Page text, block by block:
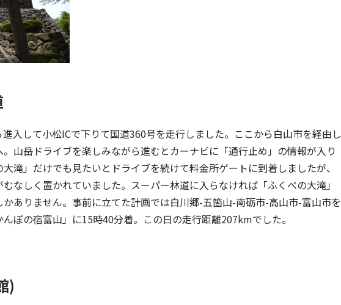
入して小松ICで下りて国道360号を走行しました。ここから白山市を経由し
山岳ドライブを楽しみながら進むとカーナビに「通行止め」の情報が入り
滝」だけでも見たいとドライブを続けて料金所ゲートに到着しましたが、
なしく置かれていました。スーパー林道に入らなければ「ふくべの大滝」
ありません。事前に立てた計画では白川郷-五箇山-南砺市-高山市-富山市を
ぽの宿富山」に15時40分着。この日の走行距離207kmでした。
)